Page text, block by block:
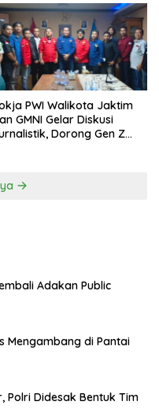
PWI Walikota Jaktim
GMNI Gelar Diskusi
Dorong Gen Z
Adakan Public
Mengambang di Pantai
Polri Didesak Bentuk Tim